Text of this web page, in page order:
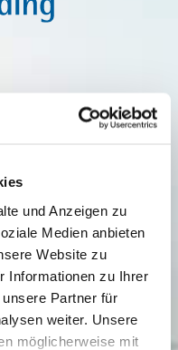
und Anzeigen zu
Medien anbieten
Website zu
Informationen zu Ihrer
Partner für
weiter. Unsere
möglicherweise mit